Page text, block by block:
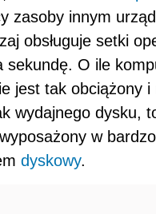
zasoby innym
obsługuje setki
sekundę. O ile
jest tak obciążony i
wydajnego dysku,
w
dyskowy.